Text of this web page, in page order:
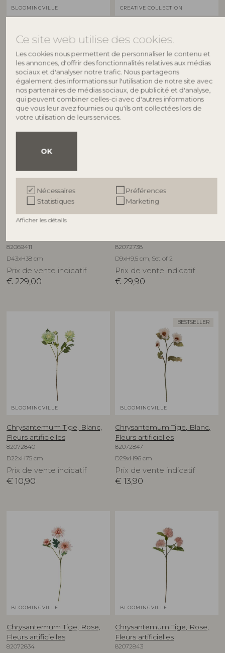
Ce site web utilise des cookies.
Les cookies nous permettent de personnaliser le contenu et
les annonces, d'offrir des fonctionnalités relatives aux médias
sociaux et d'analyser notre trafic. Nous partageons
également des informations sur l'utilisation de notre site avec
nos partenaires de médias sociaux, de publicité et d'analyse,
qui peuvent combiner celles-ci avec d'autres informations
que vous leur avez fournies ou qu'ils ont collectées lors de
votre utilisation de leurs services.
OK
Nécessaires
Préférences
Statistiques
Marketing
Afficher les détails
BLOOMINGVILLE
Polyrattan
D30xH45/D34xH55 cm, Set of 2
Prix de vente indicatif
125,00
CREATIVE COLLECTION
Grès
D21xH19,5 cm
Prix de vente indicatif
€ 59,90
82069411
D43xH38 cm
Prix de vente indicatif
€ 229,00
82072738
D9xH9,5 cm, Set of 2
Prix de vente indicatif
€ 29,90
BLOOMINGVILLE
Chrysantemum Tige, Blanc,
Fleurs artificielles
82072840
D22xH75 cm
Prix de vente indicatif
€ 10,90
BESTSELLER
BLOOMINGVILLE
Chrysantemum Tige, Blanc,
Fleurs artificielles
82072847
D29xH96 cm
Prix de vente indicatif
€ 13,90
BLOOMINGVILLE
Chrysantemum Tige, Rose,
Fleurs artificielles
82072834
BLOOMINGVILLE
Chrysantemum Tige, Rose,
Fleurs artificielles
82072843